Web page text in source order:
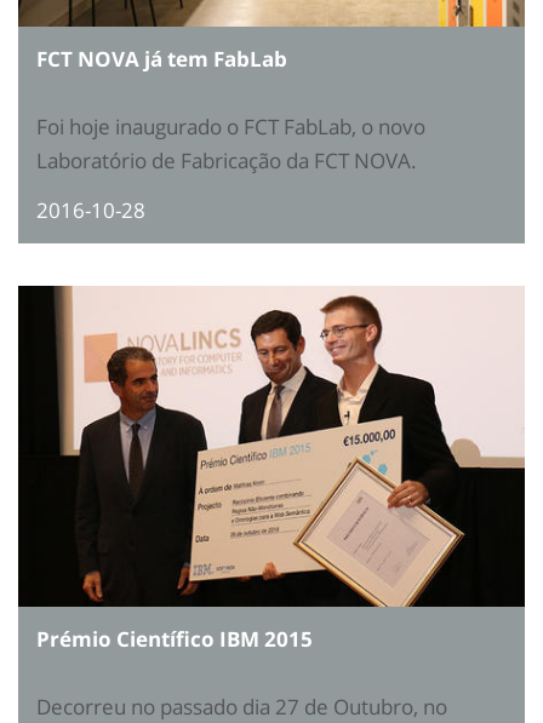
FCT NOVA já tem FabLab
Foi hoje inaugurado o FCT FabLab, o novo
Laboratório de Fabricação da FCT NOVA.
2016-10-28
Prémio Científico IBM 2015
Decorreu no passado dia 27 de Outubro, no